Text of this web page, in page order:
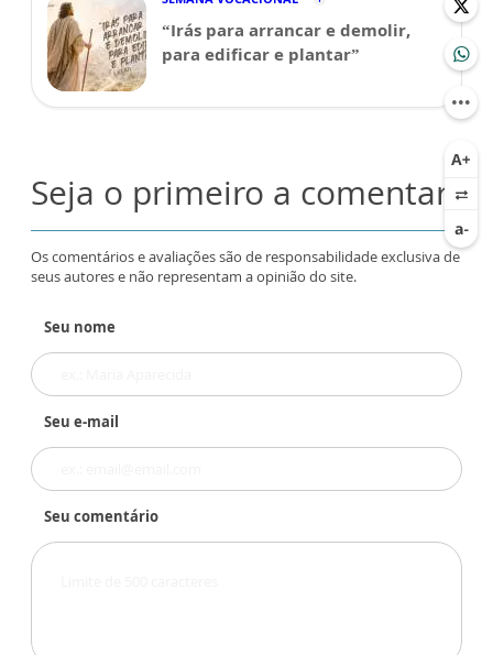
“Irás para arrancar e demolir,
para edificar e plantar”
Seja o primeiro a comentar
Os comentários e avaliações são de responsabilidade exclusiva de
seus autores e não representam a opinião do site.
Seu nome
Seu e-mail
Seu comentário